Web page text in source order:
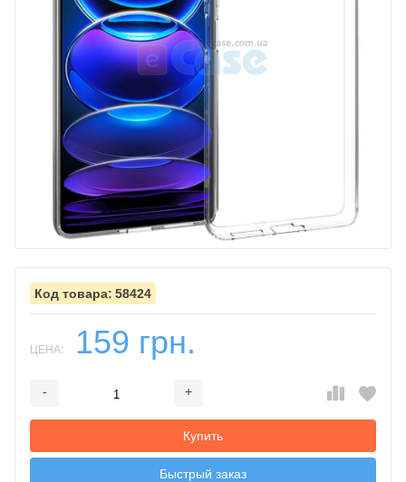
58424
ЦЕНА: 159 грн.
- +
Купить
Быстрый заказ